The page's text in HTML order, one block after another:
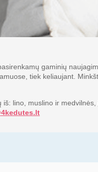
gaminių
tiek keliaujant.
lino, muslino ir